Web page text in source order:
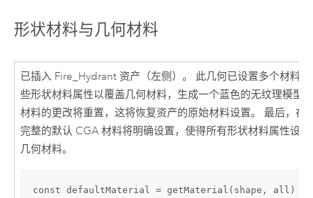
形状材料与几何材料
已插入 Fire_Hydrant 资产（左侧）。 此几何已设置多个材料
些形状材料属性以覆盖几何材料，生成一个蓝色的无纹理模型
材料的更改将重置，这将恢复资产的原始材料设置。 最后，在
完整的默认 CGA 材料将明确设置，使得所有形状材料属性设
几何材料。
const defaultMaterial = getMaterial(shape, all)